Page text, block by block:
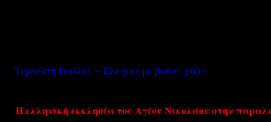
Τεργέστη Ιταλίας – Έλληνες με βαθιές ρίζες
Η ελληνική εκκλησία του Αγίου Νικολάου στην